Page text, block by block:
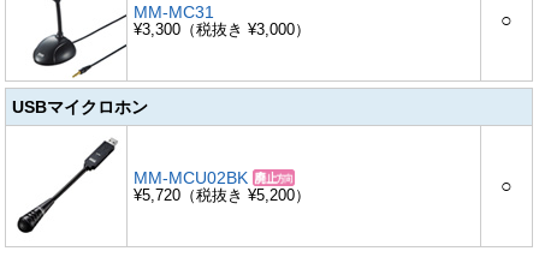
MM-MC31
¥3,300（税抜き ¥3,000） ○
USBマイクロホン
MM-MCU02BK
¥5,720（税抜き ¥5,200） ○